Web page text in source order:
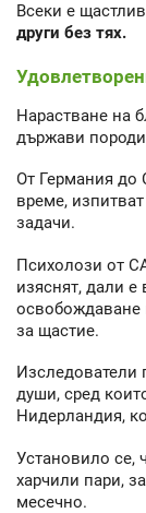
Всеки е
други без тях.
Нарастване на
държави
От Германия до
време,
задачи.
Психолози от
изяснят, дали
освобождаване
за щастие.
Изследователи
души, сред
Нидерландия,
Установило се,
харчили пари,
месечно.